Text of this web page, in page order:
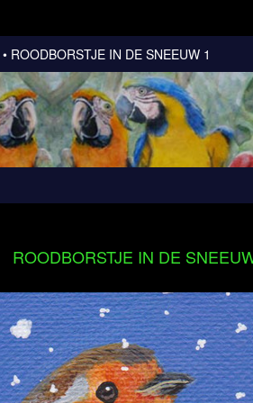
ROODBORSTJE IN DE SNEEUW 1
ROODBORSTJE IN DE